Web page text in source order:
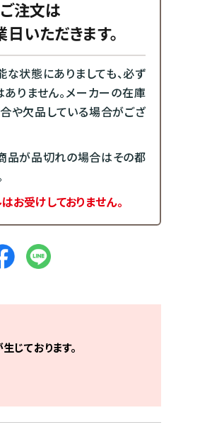
注文は
いただきます。
状態にありましても、必ず
りません。メーカーの在庫
や欠品している場合がござ
が品切れの場合はその都
受けしておりません。
じております。